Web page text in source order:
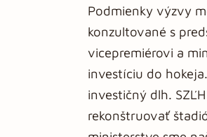
Podmienky výzvy
konzultované s
vicepremiérovi a
investíciu do
investičný dlh.
rekonštruovať